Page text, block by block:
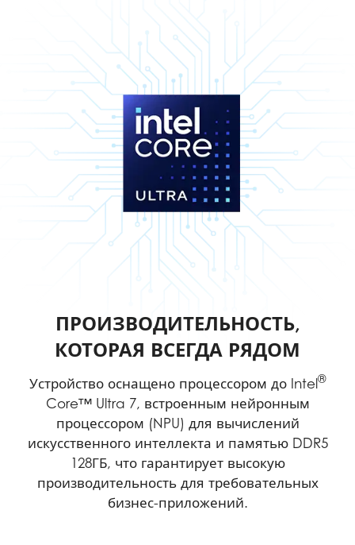
ПРОИЗВОДИТЕЛЬНОСТЬ,
КОТОРАЯ ВСЕГДА РЯДОМ
Устройство оснащено процессором до Intel®
Core™ Ultra 7, встроенным нейронным
процессором (NPU) для вычислений
искусственного интеллекта и памятью DDR5
128ГБ, что гарантирует высокую
производительность для требовательных
бизнес-приложений.